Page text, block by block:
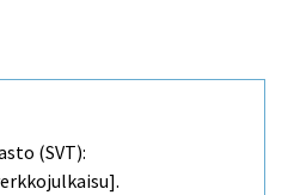
(SVT):